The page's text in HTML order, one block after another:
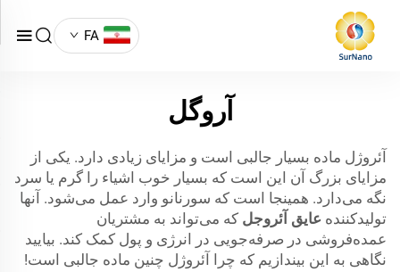
FA
آروگل
آئروژل ماده بسیار جالبی است و مزایای زیادی دارد. یکی از
مزایای بزرگ آن این است که بسیار خوب اشیاء را گرم یا سرد
نگه می‌دارد. همینجا است که سورنانو وارد عمل می‌شود. آنها
تولیدکننده عایق آئروجل که می‌تواند به مشتریان
عمده‌فروشی در صرفه‌جویی در انرژی و پول کمک کند. بیایید
نگاهی به این بیندازیم که چرا آئروژل چنین ماده جالبی است!